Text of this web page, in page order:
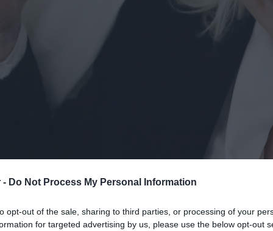
- Do Not Process My Personal Information
opt-out of the sale, sharing to third parties, or processing of your
for targeted advertising by us, please use the below opt-out